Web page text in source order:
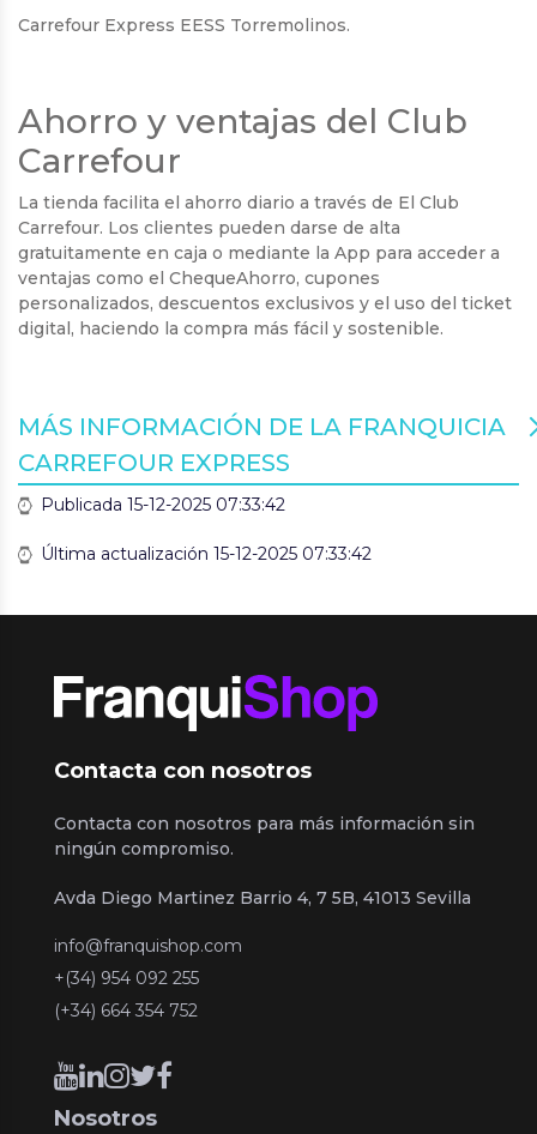
Carrefour Express EESS Torremolinos.
Ahorro y ventajas del Club
Carrefour
La tienda facilita el ahorro diario a través de El Club
Carrefour. Los clientes pueden darse de alta
gratuitamente en caja o mediante la App para acceder a
ventajas como el ChequeAhorro, cupones
personalizados, descuentos exclusivos y el uso del ticket
digital, haciendo la compra más fácil y sostenible.
MÁS INFORMACIÓN DE LA FRANQUICIA
CARREFOUR EXPRESS
Publicada 15-12-2025 07:33:42
Última actualización 15-12-2025 07:33:42
Contacta con nosotros
Contacta con nosotros para más información sin
ningún compromiso.
Avda Diego Martinez Barrio 4, 7 5B, 41013 Sevilla
info@franquishop.com
+(34) 954 092 255
(+34) 664 354 752
Nosotros